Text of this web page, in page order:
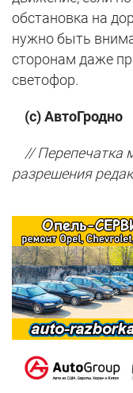
обстановка на
нужно быть
сторонам даже
светофор.
(с) АвтоГродно
// Перепечатка
разрешения